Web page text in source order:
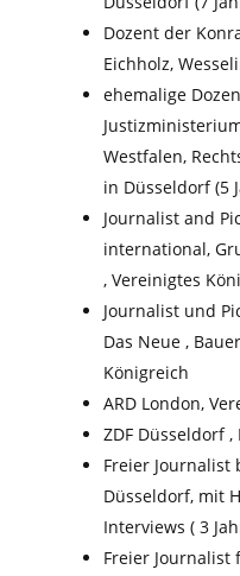
Dozent der
Eichholz,
ehemalige
Westfalen,
in Düsseldorf (5
Journalist and
international,
, Vereinigtes
Journalist und
Das Neue ,
Königreich
ARD London,
ZDF Düsseldorf ,
Freier Journalist
Düsseldorf, mit
Interviews ( 3
Freier Journalist